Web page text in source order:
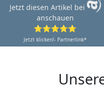
Jetzt diesen Artikel bei
anschauen
⭐⭐⭐⭐⭐
Jetzt klicken!- Partnerlink*